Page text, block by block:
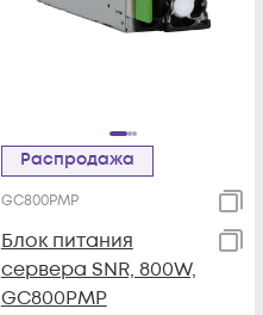
Распродажа
GC800PMP
Блок питания
сервера SNR, 800W,
GC800PMP